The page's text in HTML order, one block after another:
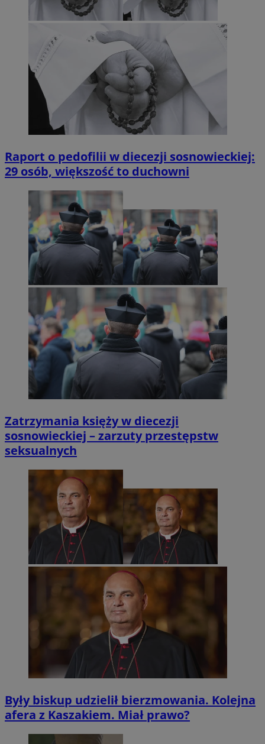
Raport o pedofilii w diecezji sosnowieckiej:
29 osób, większość to duchowni
Zatrzymania księży w diecezji
sosnowieckiej – zarzuty przestępstw
seksualnych
Były biskup udzielił bierzmowania. Kolejna
afera z Kaszakiem. Miał prawo?